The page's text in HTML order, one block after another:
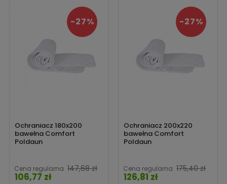
Ochraniacz 180x200
bawełna Comfort
Poldaun
Cena regularna 147,68 zł
-27%
Cena
106,77 zł
Ochraniacz 200x220
bawełna Comfort
Poldaun
Cena regularna 175,40 zł
-27%
Cena
126,81 zł